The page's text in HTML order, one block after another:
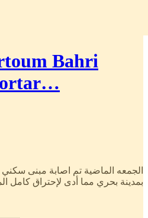
Bahri
الجمعه الماضية تم اصابة مبنى
بمدينة بحري مما أدى لإحتراق كامل